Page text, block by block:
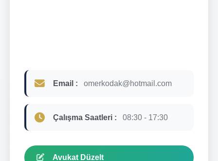
Email : omerkodak@hotmail.com
Çalışma Saatleri : 08:30 - 17:30
Avukat Düzelt